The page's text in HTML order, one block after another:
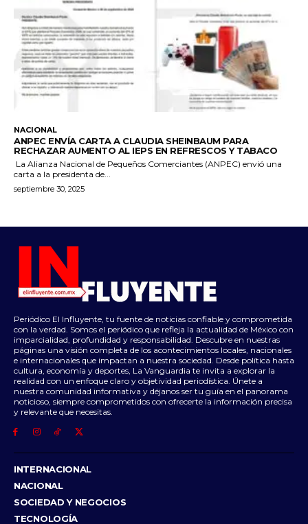
NACIONAL
ANPEC ENVÍA CARTA A CLAUDIA SHEINBAUM PARA
RECHAZAR AUMENTO AL IEPS EN REFRESCOS Y TABACO
La Alianza Nacional de Pequeños Comerciantes (ANPEC) envió una
carta a la presidenta de...
septiembre 30, 2025
Periódico El Influyente, tu fuente de noticias confiable y comprometida
con la verdad. Somos el periódico que refleja la actualidad de México con
imparcialidad, profundidad y responsabilidad. Descubre en nuestras
páginas una visión completa de los acontecimientos locales, nacionales
e internacionales que impactan a nuestra sociedad. Desde política hasta
cultura, economía y deportes, La Vanguardia te invita a explorar la
realidad con un enfoque claro y objetividad periodística. Únete a
nuestra comunidad informativa y déjanos ser tu guía en el panorama
noticioso, siempre comprometidos con ofrecerte la información precisa
y relevante que necesitas.
INTERNACIONAL
NACIONAL
SOCIEDAD Y NEGOCIOS
TECNOLOGÍA